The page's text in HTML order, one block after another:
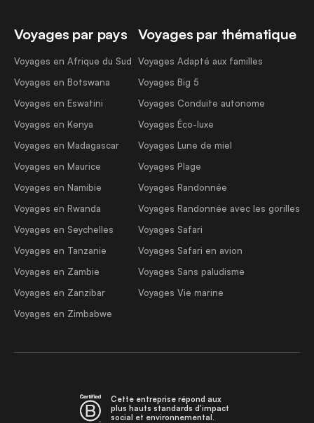
Voyages par pays
Voyages en Afrique du Sud
Voyages en Botswana
Voyages en Eswatini
Voyages en Kenya
Voyages en Madagascar
Voyages en Maurice
Voyages en Namibie
Voyages en Rwanda
Voyages en Seychelles
Voyages en Tanzanie
Voyages en Zambie
Voyages en Zanzibar
Voyages en Zimbabwe
Voyages par thématique
Voyages Adapté aux familles
Voyages Big 5
Voyages Conduite autonome
Voyages Éco-luxe
Voyages Lune de miel
Voyages Plage
Voyages Randonnée
Voyages Randonnée avec les gorilles
Voyages Safari
Voyages Safari en avion
Voyages Sans paludisme
Voyages Vie marine
Cette entreprise répond aux
plus hauts standards d'impact
social et environnemental.